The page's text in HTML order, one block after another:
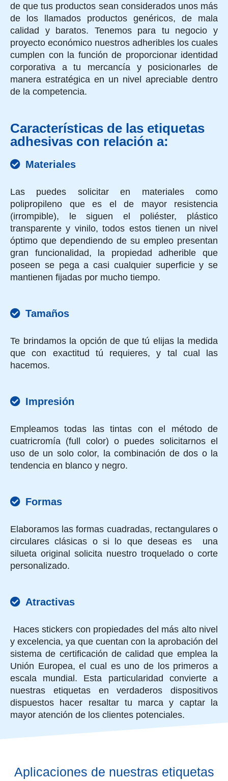
de que tus productos sean considerados unos más
de los llamados productos genéricos, de mala
calidad y baratos. Tenemos para tu negocio y
proyecto económico nuestros adheribles los cuales
cumplen con la función de proporcionar identidad
corporativa a tu mercancía y posicionarles de
manera estratégica en un nivel apreciable dentro
de la competencia.
Características de las etiquetas
adhesivas con relación a:
Materiales
Las puedes solicitar en materiales como
polipropileno que es el de mayor resistencia
(irrompible), le siguen el poliéster, plástico
transparente y vinilo, todos estos tienen un nivel
óptimo que dependiendo de su empleo presentan
gran funcionalidad, la propiedad adherible que
poseen se pega a casi cualquier superficie y se
mantienen fijadas por mucho tiempo.
Tamaños
Te brindamos la opción de que tú elijas la medida
que con exactitud tú requieres, y tal cual las
hacemos.
Impresión
Empleamos todas las tintas con el método de
cuatricromía (full color) o puedes solicitarnos el
uso de un solo color, la combinación de dos o la
tendencia en blanco y negro.
Formas
Elaboramos las formas cuadradas, rectangulares o
circulares clásicas o si lo que deseas es una
silueta original solicita nuestro troquelado o corte
personalizado.
Atractivas
Haces stickers con propiedades del más alto nivel
y excelencia, ya que cuentan con la aprobación del
sistema de certificación de calidad que emplea la
Unión Europea, el cual es uno de los primeros a
escala mundial. Esta particularidad convierte a
nuestras etiquetas en verdaderos dispositivos
dispuestos hacer resaltar tu marca y captar la
mayor atención de los clientes potenciales.
Aplicaciones de nuestras etiquetas